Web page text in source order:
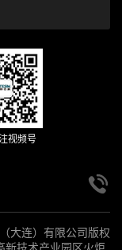
视频号
大连）有限公司版权